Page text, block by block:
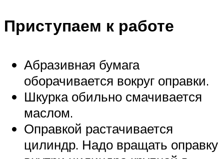
Приступаем к работе
Абразивная бумага
оборачивается вокруг оправки.
Шкурка обильно смачивается
маслом.
Оправкой растачивается
цилиндр. Надо вращать оправку